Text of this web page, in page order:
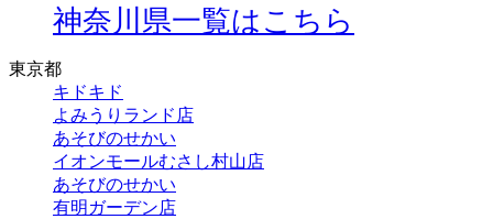
神奈川県一覧はこちら
東京都
キドキド
よみうりランド店
あそびのせかい
イオンモールむさし村山店
あそびのせかい
有明ガーデン店